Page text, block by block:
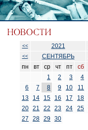
<< 2021
<<
СЕНТЯБРЬ
пн вт ср чт пт сб
1
2 3 4
6
7 8 9 10 11
13
14 15 16 17 18
20 21 22 23 24 25
27
28 29 30